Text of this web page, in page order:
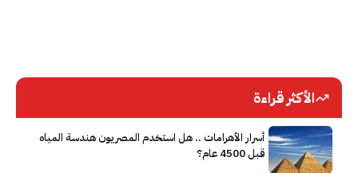
الأكثر قراءة
أسرار الأهرامات .. هل استخدم المصريون هندسة المياه
قبل 4500 عام؟